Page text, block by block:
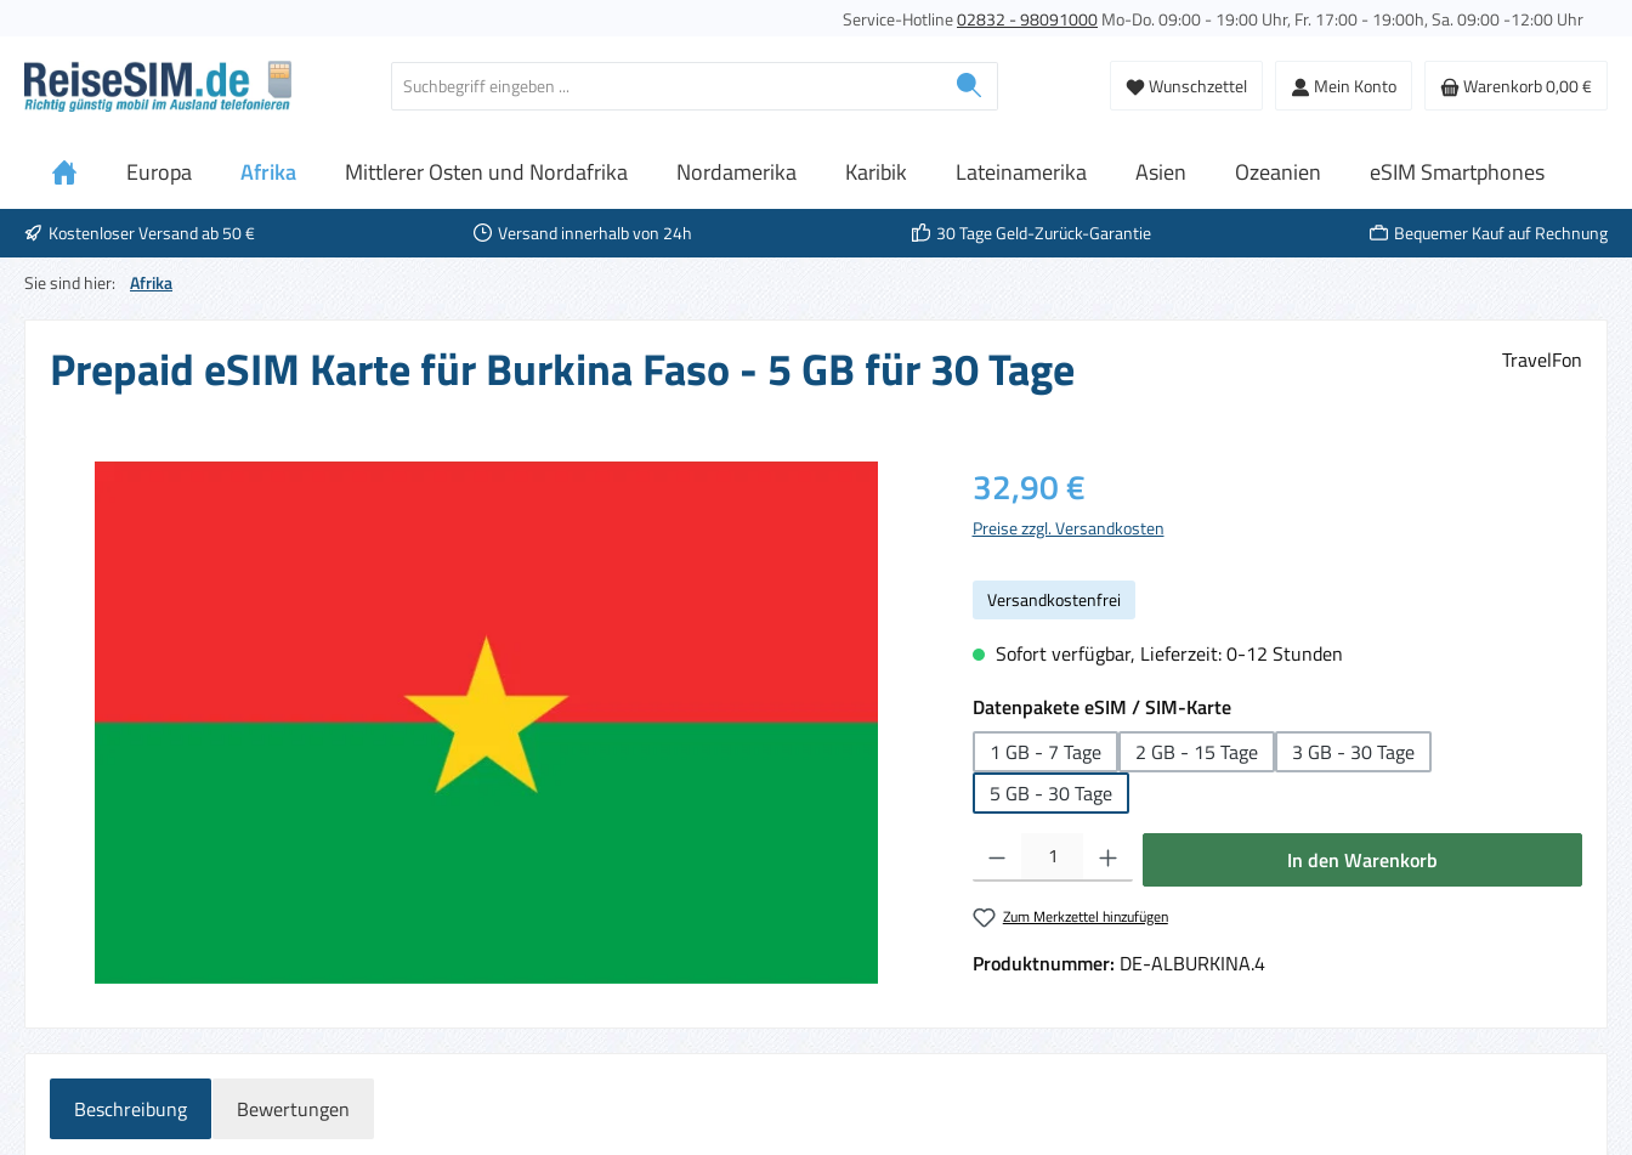
Service-Hotline02832 - 98091000Mo-Do. 09:00 - 19:00 Uhr, Fr. 17:00 - 19:00h, Sa. 09:00 -12:00 Uhr
WunschzettelDu hast 0 Produkte auf dem Merkzettel
Mein Konto Warenkorb0,00 €
Europa Afrika Mittlerer Osten und Nordafrika Nordamerika Karibik Lateinamerika Asien Ozeanien eSIM Smartphones
Kostenloser Versand ab 50 € Versand innerhalb von 24h 30 Tage Geld-Zurück-Garantie
Bequemer Kauf auf Rechnung
Sie sind hier:
Afrika
Prepaid eSIM Karte für Burkina Faso - 5 GB für 30 Tage TravelFon
Regulärer Preis:
32,90 €
Preise zzgl. Versandkosten
Versandkostenfrei
Sofort verfügbar, Lieferzeit: 0-12 Stunden
Datenpakete eSIM / SIM-Karteauswählen
1 GB - 7 Tage
2 GB - 15 Tage
3 GB - 30 Tage
5 GB - 30 Tage
Produkt Anzahl: Gib den gewünschten Wert ein oder benutze die Schaltflächen um die
In den Warenkorb
Zum Merkzettel hinzufügen
Produktnummer: DE-ALBURKINA.4
Beschreibung Bewertungen